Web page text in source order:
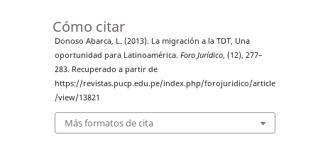
Cómo citar
Donoso Abarca, L. (2013). La migración a la TDT, Una
oportunidad para Latinoamérica. Foro Jurídico, (12), 277–
283. Recuperado a partir de
https://revistas.pucp.edu.pe/index.php/forojuridico/article
/view/13821
Más formatos de cita